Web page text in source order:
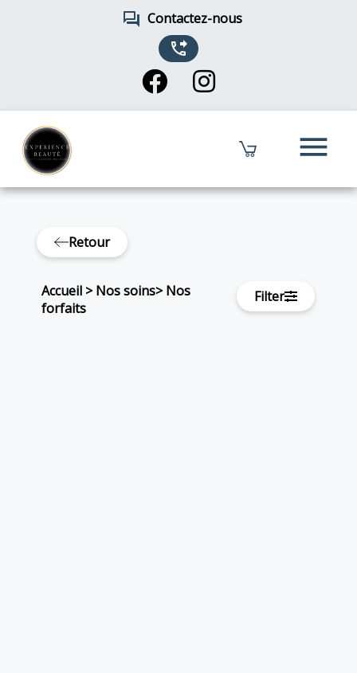
forum Contactez-nous
phone_forwarded
menu
Retour
Accueil >Nos soins>Nos
forfaits
Filter